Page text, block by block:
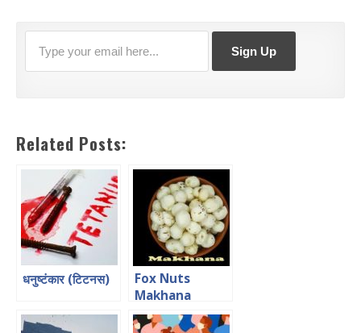
Related Posts:
धनुष्टंकार (टिटनस)
Fox Nuts
Makhana
Benefits in
Hindi मखाना के